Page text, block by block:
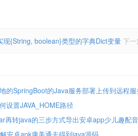
现{String, boolean}类型的字典Dict变量 下一
的SpringBoot的Java服务部署上传到远程
设置JAVA_HOME路径
再转java的三步方式导出安卓app少儿趣配